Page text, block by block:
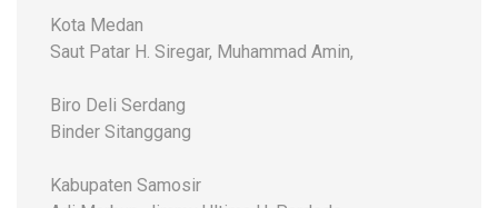
Kota Medan
Saut Patar H. Siregar, Muhammad Amin,
Biro Deli Serdang
Binder Sitanggang
Kabupaten Samosir